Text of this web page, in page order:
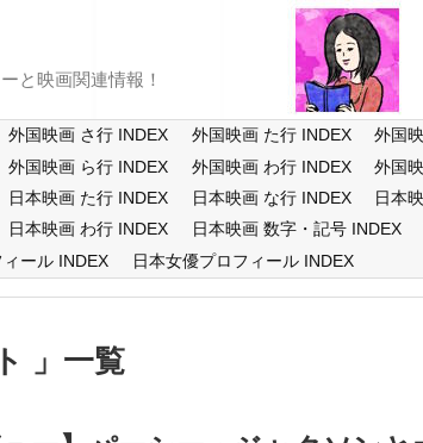
と映画関連情報！
外国映画 さ行 INDEX 外国映画 た行 INDEX 外国
外国映画 ら行 INDEX 外国映画 わ行 INDEX 外国
日本映画 た行 INDEX 日本映画 な行 INDEX 日本
日本映画 わ行 INDEX 日本映画 数字・記号 INDEX
ール INDEX 日本女優プロフィール INDEX
一覧